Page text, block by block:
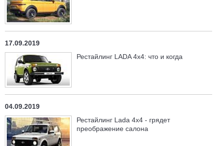
17.09.2019
Рестайлинг LADA 4x4: что и когда
04.09.2019
Рестайлинг Lada 4x4 - грядет
преображение салона